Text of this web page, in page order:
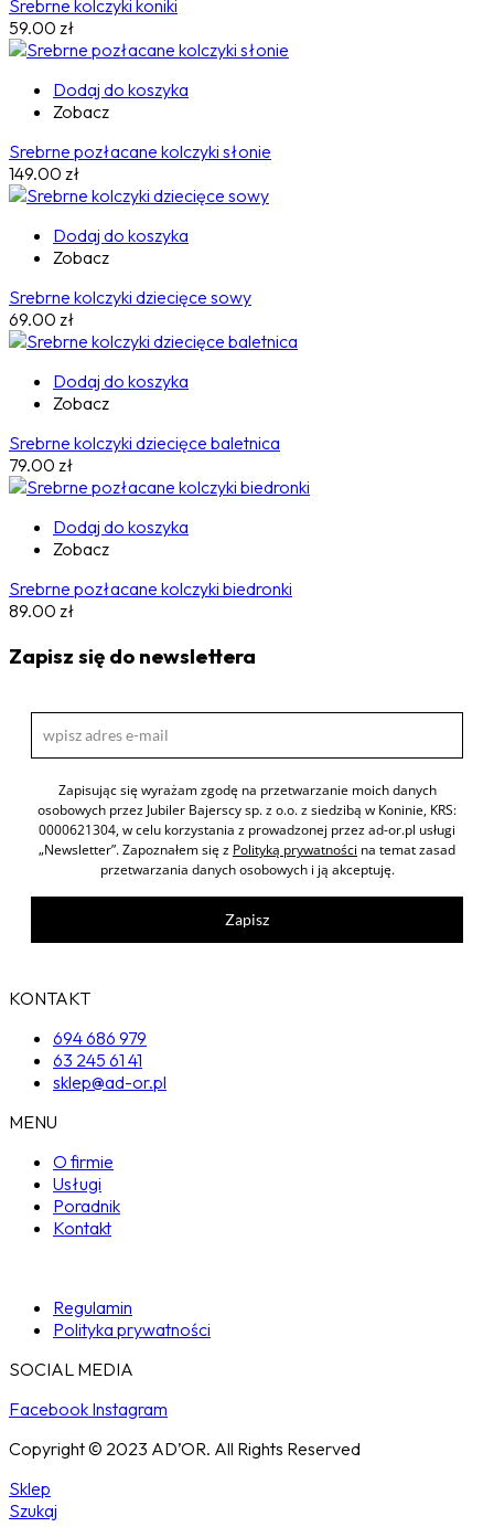
Srebrne kolczyki koniki
59.00 zł
Dodaj do koszyka
Zobacz
Srebrne pozłacane kolczyki słonie
149.00 zł
Dodaj do koszyka
Zobacz
Srebrne kolczyki dziecięce sowy
69.00 zł
Dodaj do koszyka
Zobacz
Srebrne kolczyki dziecięce baletnica
79.00 zł
Dodaj do koszyka
Zobacz
Srebrne pozłacane kolczyki biedronki
89.00 zł
Zapisz się do newslettera
Zapisując się wyrażam zgodę na przetwarzanie moich danych
osobowych przez Jubiler Bajerscy sp. z o.o. z siedzibą w Koninie, KRS:
0000621304, w celu korzystania z prowadzonej przez ad-or.pl usługi
„Newsletter”. Zapoznałem się z Polityką prywatności na temat zasad
przetwarzania danych osobowych i ją akceptuję.
Zapisz
KONTAKT
694 686 979
63 245 61 41
sklep@ad-or.pl
MENU
O firmie
Usługi
Poradnik
Kontakt
Regulamin
Polityka prywatności
SOCIAL MEDIA
Facebook Instagram
Copyright © 2023 AD’OR. All Rights Reserved
Sklep
Szukaj